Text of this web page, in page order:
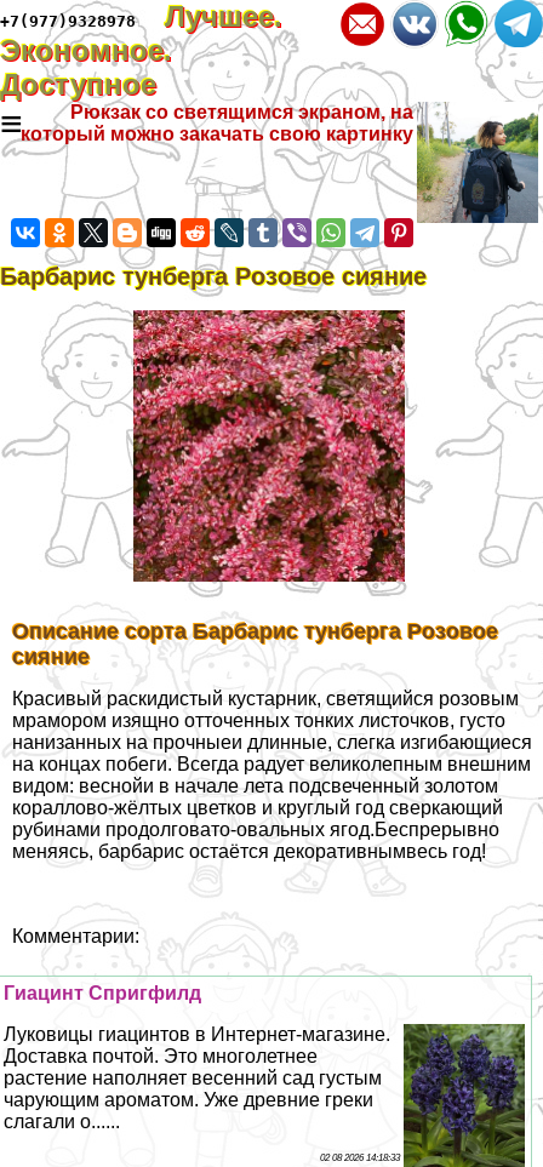
+7(977)9328978
Лучшее.
Экономное.
Доступное
≡
Рюкзак со светящимся экраном, на
который можно закачать свою картинку
Барбарис тунберга Розовое сияние
Описание сорта Барбарис тунберга Розовое
сияние
Красивый раскидистый кустарник, светящийся розовым
мрамором изящно отточенных тонких листочков, густо
нанизанных на прочныеи длинные, слегка изгибающиеся
на концах побеги. Всегда радует великолепным внешним
видом: веснойи в начале лета подсвеченный золотом
кораллово-жёлтых цветков и круглый год сверкающий
рубинами продолговато-овальных ягод.Беспрерывно
меняясь, барбарис остаётся декоративнымвесь год!
Комментарии:
Гиацинт Спригфилд
Луковицы гиацинтов в Интернет-магазине.
Доставка почтой. Это многолетнее
растение наполняет весенний сад густым
чарующим ароматом. Уже древние греки
слагали о......
02 08 2026 14:18:33